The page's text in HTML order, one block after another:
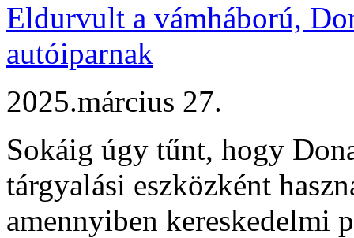
Eldurvult a vámháború,
autóiparnak
2025.március 27.
Sokáig úgy tűnt, hogy
tárgyalási eszközként
amennyiben kereskedelmi